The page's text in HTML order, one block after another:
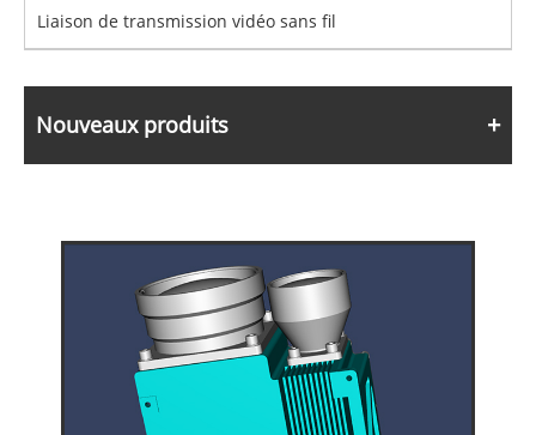
Liaison de transmission vidéo sans fil
Nouveaux produits